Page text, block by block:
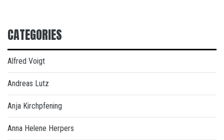
CATEGORIES
Alfred Voigt
Andreas Lutz
Anja Kirchpfening
Anna Helene Herpers